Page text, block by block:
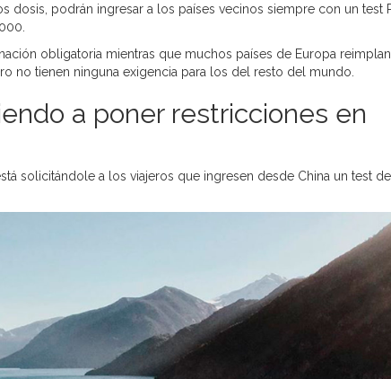
dosis, podrán ingresar a los países vecinos siempre con un test
obligatoria mientras que muchos países de Europa
no tienen ninguna exigencia para los del resto del mundo.
a poner restricciones en
solicitándole a los viajeros que ingresen desde China un test de